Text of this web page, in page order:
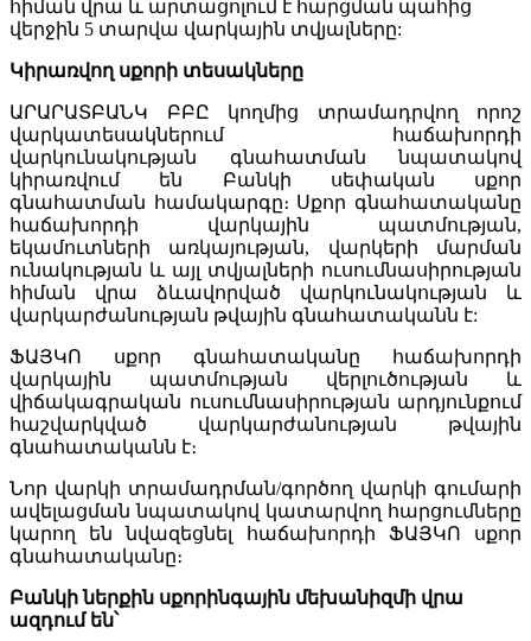
հիման վրա և արտացոլում է հարցման պահից
վերջին 5 տարվա վարկային տվյալները:
Կիրառվող սքորի տեսակները
ԱՐԱՐԱՏԲԱՆԿ ԲԲԸ կողմից տրամադրվող որոշ
վարկատեսակներում հաճախորդի
վարկունակության գնահատման նպատակով
կիրառվում են Բանկի սեփական սքոր
գնահատման համակարգը։ Սքոր գնահատականը
հաճախորդի վարկային պատմության,
եկամուտների առկայության, վարկերի մարման
ունակության և այլ տվյալների ուսումնասիրության
հիման վրա ձևավորված վարկունակության և
վարկարժանության թվային գնահատականն է:
ՖԱՅԿՈ սքոր գնահատականը հաճախորդի
վարկային պատմության վերլուծության և
վիճակագրական ուսումնասիրության արդյունքում
հաշվարկված վարկարժանության թվային
գնահատականն է։
Նոր վարկի տրամադրման/գործող վարկի գումարի
ավելացման նպատակով կատարվող հարցումները
կարող են նվազեցնել հաճախորդի ՖԱՅԿՈ սքոր
գնահատականը։
Բանկի ներքին սքորինգային մեխանիզմի վրա
ազդում են՝